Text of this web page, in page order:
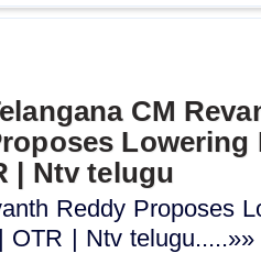
CM
Lowering
| Ntv telugu
Reddy Proposes
OTR | Ntv telugu.....»»